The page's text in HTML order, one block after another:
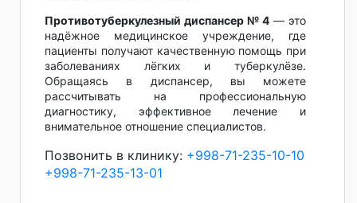
Противотуберкулезный диспансер № 4 — это
надёжное медицинское учреждение, где
пациенты получают качественную помощь при
заболеваниях лёгких и туберкулёзе.
Обращаясь в диспансер, вы можете
рассчитывать на профессиональную
диагностику, эффективное лечение и
внимательное отношение специалистов.
Позвонить в клинику: +998-71-235-10-10
+998-71-235-13-01